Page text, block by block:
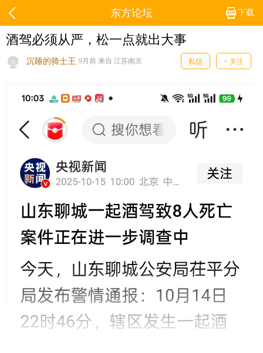
下载
东方论坛
酒驾必须从严，松一点就出大事
沉睡的骑士王 9月前 来自 江苏南京 私信 + 关注